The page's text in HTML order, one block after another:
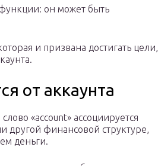
он может быть
и призвана достигать цели,
от аккаунта
«account» ассоциируется
другой финансовой структуре,
деньги.